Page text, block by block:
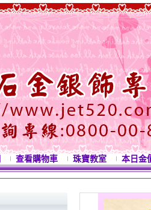
查看購物車 珠寶教室 本日金